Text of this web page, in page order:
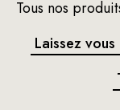
Tous nos
Laissez